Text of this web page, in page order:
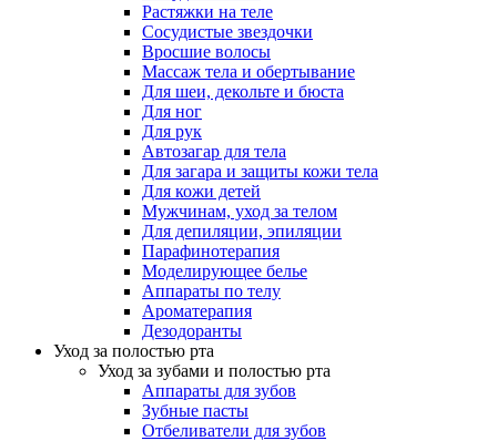
Растяжки на теле
Сосудистые звездочки
Вросшие волосы
Массаж тела и обертывание
Для шеи, декольте и бюста
Для ног
Для рук
Автозагар для тела
Для загара и защиты кожи тела
Для кожи детей
Мужчинам, уход за телом
Для депиляции, эпиляции
Парафинотерапия
Моделирующее белье
Аппараты по телу
Ароматерапия
Дезодоранты
Уход за полостью рта
Уход за зубами и полостью рта
Аппараты для зубов
Зубные пасты
Отбеливатели для зубов